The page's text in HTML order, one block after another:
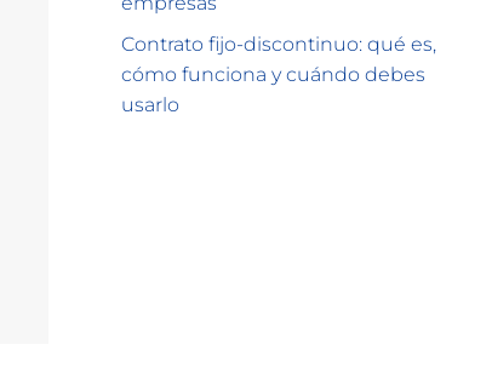
Contrato fijo-discontinuo: qué es,
cómo funciona y cuándo debes
usarlo